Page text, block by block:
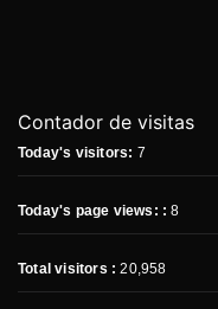
Contador de visitas
Today's visitors: 7
Today's page views: :8
Total visitors :20,958